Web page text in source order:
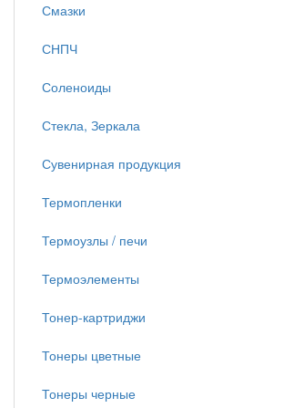
Смазки
СНПЧ
Соленоиды
Стекла, Зеркала
Сувенирная продукция
Термопленки
Термоузлы / печи
Термоэлементы
Тонер-картриджи
Тонеры цветные
Тонеры черные